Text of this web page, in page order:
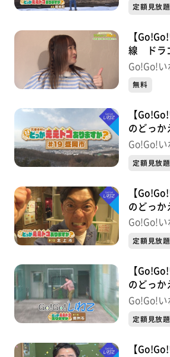
定額見放題
【
線 ドラ
り#2 摺
Go!Go!い
無料
【
のどっか
か？ #19
Go!Go!い
定額見放題
【
のどっか
か？ 2周
Go!Go!い
定額見放題
【
のどっか
か？ #18
Go!Go!い
定額見放題
【